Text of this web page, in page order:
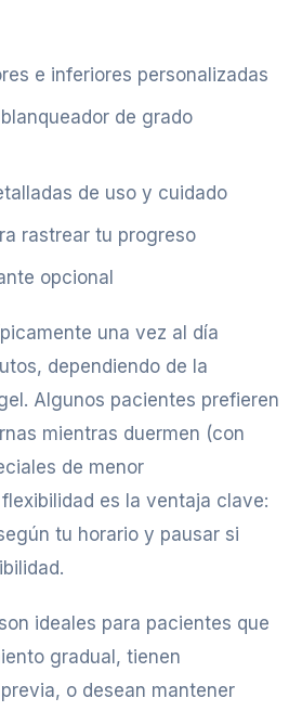
e inferiores personalizadas
de grado
de uso y cuidado
rastrear tu progreso
opcional
una vez al día
dependiendo de la
Algunos pacientes prefieren
mientras duermen (con
de menor
es la ventaja clave:
tu horario y pausar si
ideales para pacientes que
gradual, tienen
o desean mantener